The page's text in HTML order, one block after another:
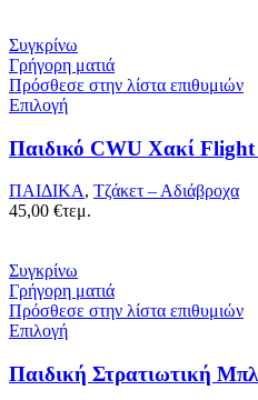
Συγκρίνω
Γρήγορη ματιά
Πρόσθεσε στην λίστα επιθυμιών
Επιλογή
Παιδικό CWU Χακί
ΠΑΙΔΙΚΑ, Τζάκετ – Αδιάβροχα
45,00 €τεμ.
Συγκρίνω
Γρήγορη ματιά
Πρόσθεσε στην λίστα επιθυμιών
Επιλογή
Παιδική Στρατιωτική